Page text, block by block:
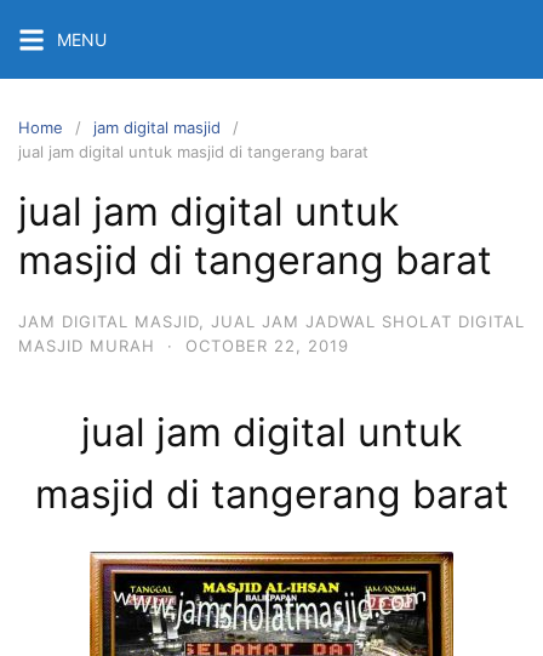
content
MENU
Home
jam digital masjid
jual jam digital untuk masjid di tangerang barat
jual jam digital untuk
masjid di tangerang barat
JAM DIGITAL MASJID
JUAL JAM JADWAL SHOLAT DIGITAL
MASJID MURAH
· OCTOBER 22, 2019
jual jam digital untuk
masjid di tangerang barat